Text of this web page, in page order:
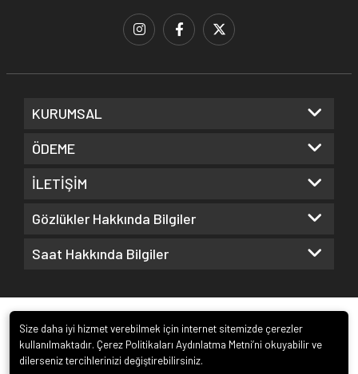
KURUMSAL
ÖDEME
İLETİŞİM
Gözlükler Hakkında Bilgiler
Saat Hakkında Bilgiler
Size daha iyi hizmet verebilmek için internet sitemizde çerezler
kullanılmaktadır. Çerez Politikaları Aydınlatma Metni’ni okuyabilir ve
dilerseniz tercihlerinizi değiştirebilirsiniz.